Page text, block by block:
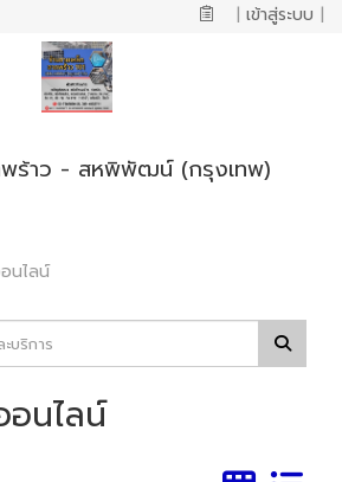
| เข้าสู่ระบบ |
พร้าว - สหพิพัฒน์ (กรุงเทพ)
นไลน์
นไลน์